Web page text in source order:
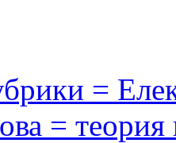
=
= теория